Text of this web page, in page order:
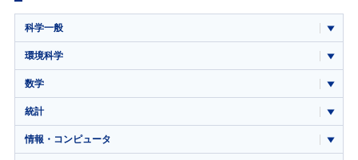
科学一般
環境科学
数学
統計
情報・コンピュータ